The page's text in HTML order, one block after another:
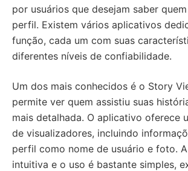
por usuários que desejam saber
perfil. Existem vários aplicativos
função, cada um com suas
diferentes níveis de confiabilidade.
Um dos mais conhecidos é o Story
permite ver quem assistiu suas
mais detalhada. O aplicativo oferece
de visualizadores, incluindo
perfil como nome de usuário e foto.
intuitiva e o uso é bastante simples,